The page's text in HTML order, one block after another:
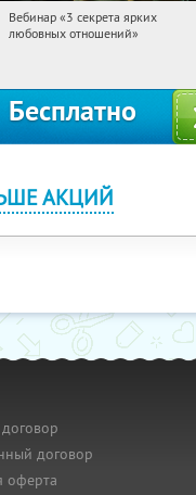
18:46:57 Получили:
Вебинар «3 секрета ярких
любовных отношений»
Бесплатно
АКЦИЙ
договор
оферта